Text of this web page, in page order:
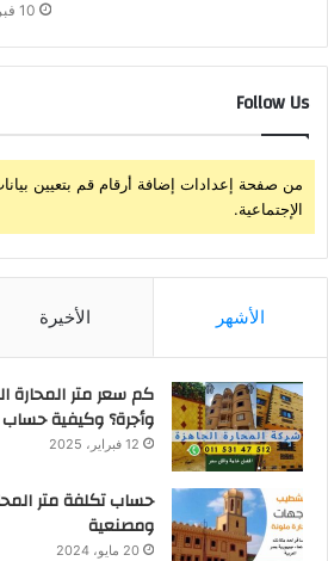
10 فبراير، 2026
Follow Us
من صفحة إعدادات إضافة أرقام قم بتعيين
الإجتماعية.
الأشهر الأخيرة
كم سعر متر المحارة
وأجرة؟ وكيفية حساب
12 فبراير، 2025
حساب تكلفة متر
ومصنعية
20 مايو، 2024